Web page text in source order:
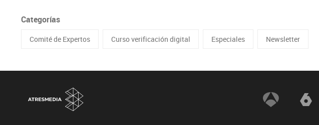
Categorías
Comité de Expertos Curso verificación digital Especiales Newsletter